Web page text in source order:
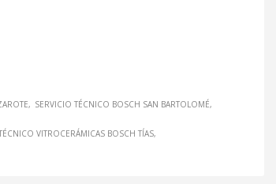
SERVICIO TÉCNICO BOSCH SAN BARTOLOMÉ
VITROCERÁMICAS BOSCH TÍAS